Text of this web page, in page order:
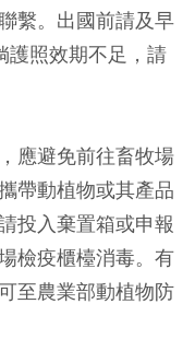
繫。出國前請及早
護照效期不足，請
應避免前往畜牧場
帶動植物或其產品
投入棄置箱或申報
檢疫櫃檯消毒。有
至農業部動植物防